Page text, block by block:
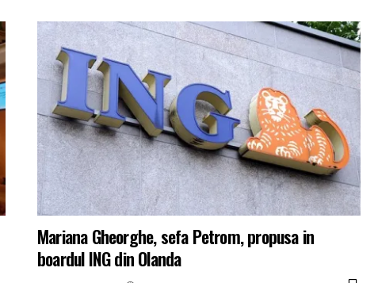
Mariana Gheorghe, sefa Petrom, propusa in
boardul ING din Olanda